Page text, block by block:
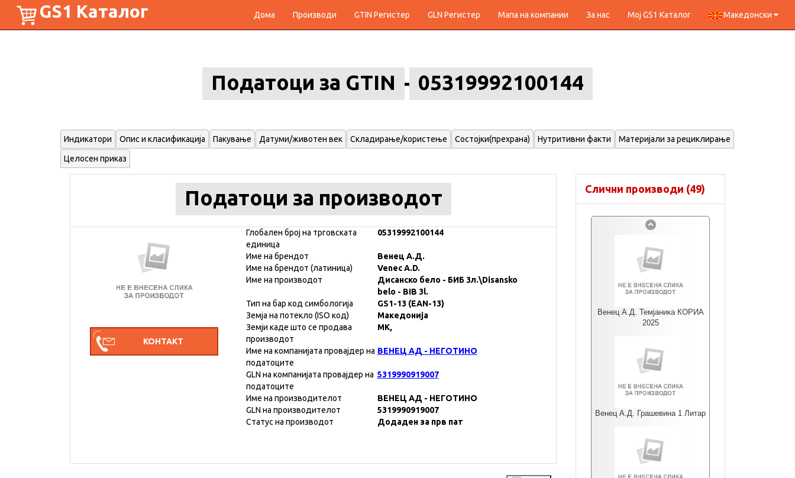
GS1 Каталог Дома Производи GTIN Регистер GLN Регистер Мапа на компании За нас Мој GS1 Каталог Македонски
Податоци за GTIN 05319992100144
Индикатори Опис и класификација Пакување Датуми/животен век Складирање/користење Состојки(прехрана) Нутритивни факти Материјали за рециклирање
Целосен приказ
Податоци за производот
Глобален број на трговската
единица
05319992100144
Име на брендот
Венец А.Д.
Име на брендот (латиница)
Venec A.D.
Име на производот
Дисанско бело - БИБ 3л.\Disansko
belo - BIB 3l.
Тип на бар код симбологија
GS1-13 (EAN-13)
Земја на потекло (ISO код)
Македонија
Земји каде што се продава
производот
MK,
Име на компанијата провајдер на
податоците
ВЕНЕЦ АД - НЕГОТИНО
GLN на компанијата провајдер на
податоците
5319990919007
Име на производителот
ВЕНЕЦ АД - НЕГОТИНО
GLN на производителот
5319990919007
Статус на производот
Додаден за прв пат
Слични производи (49)
Венец А.Д. Темјаника КОРИА
2025
Венец А.Д. Грашевина 1 Литар